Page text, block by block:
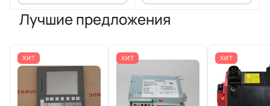
Лучшие предложения
ХИТ ХИТ ХИТ